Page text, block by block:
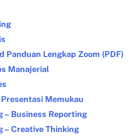
Panduan Lengkap Zoom (PDF)
Manajerial
Presentasi Memukau
– Business Reporting
– Creative Thinking